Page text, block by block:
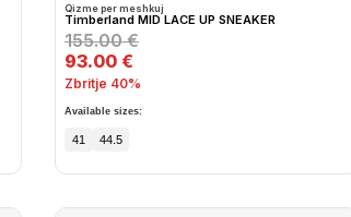
Qizme per meshkuj
Timberland MID LACE UP SNEAKER
155.00 €
93.00 €
Zbritje 40%
Available sizes:
41 44.5